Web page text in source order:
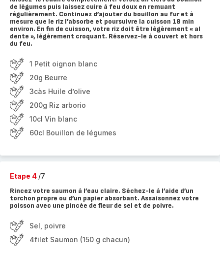
de légumes puis laissez cuire à feu doux en remuant
régulièrement. Continuez d’ajouter du bouillon au fur et à
mesure que le riz l’absorbe et poursuivre la cuisson 18 min
environ. En fin de cuisson, votre riz doit être légèrement « al
dente », légèrement croquant. Réservez-le à couvert et hors
du feu.
1 Petit oignon blanc
20g Beurre
3càs Huile d’olive
200g Riz arborio
10cl Vin blanc
60cl Bouillon de légumes
Etape 4 /7
Rincez votre saumon à l’eau claire. Séchez-le à l’aide d’un
torchon propre ou d’un papier absorbant. Assaisonnez votre
poisson avec une pincée de fleur de sel et de poivre.
Sel, poivre
4filet Saumon (150 g chacun)